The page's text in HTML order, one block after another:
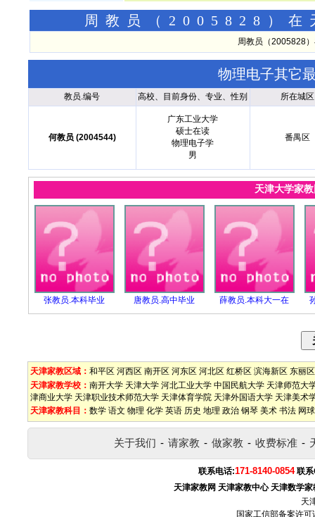
周教员（2005828）在
周教员（2005828
物理电子其它
教员.编号 高校、目前身份、专业、性别 所在城区
何教员 (2004544)
广东工业大学
硕士在读
物理电子学
男
番禺区
天津大学家
张教员.本科毕业 唐教员.高中毕业 薛教员.本科大一在
天津家教区域： 和平区 河西区 南开区 河东区 河北区 红桥区 滨海新区 东丽区
天津家教学校： 南开大学 天津大学 河北工业大学 中国民航大学 天津师范大
津商业大学 天津职业技术师范大学 天津体育学院 天津外国语大学 天津美术
天津家教科目： 数学 语文 物理 化学 英语 历史 地理 政治 钢琴 美术 书法 网球
关于我们 - 请家教 - 做家教 - 收费标准 -
联系电话:171-8140-0854 联
天津家教网 天津家教中心 天津数学家
天
国家工信部备案许可